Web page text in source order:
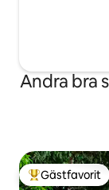
Andra bra
Populär
Gästfavorit